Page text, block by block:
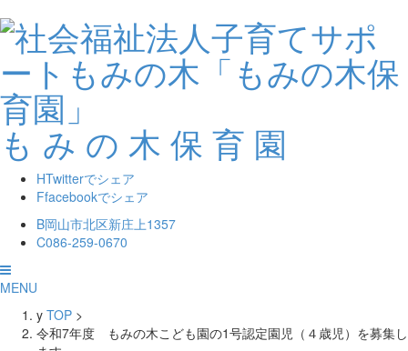
も み の 木 保 育 園
HTwitterでシェア
Ffacebookでシェア
B岡山市北区新庄上1357
C086-259-0670
MENU
y TOP >
令和7年度 もみの木こども園の1号認定園児（４歳児）を募集し